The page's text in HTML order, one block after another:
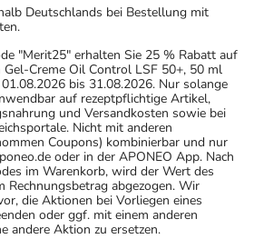
Deutschlands bei Bestellung mit
"Merit25" erhalten Sie 25 % Rabatt auf
Creme Oil Control LSF 50+, 50 ml
bis 31.08.2026. Nur solange
auf rezeptpflichtige Artikel,
und Versandkosten sowie bei
Nicht mit anderen
Coupons) kombinierbar und nur
oder in der APONEO App. Nach
im Warenkorb, wird der Wert des
Rechnungsbetrag abgezogen. Wir
die Aktionen bei Vorliegen eines
oder ggf. mit einem anderen
andere Aktion zu ersetzen.